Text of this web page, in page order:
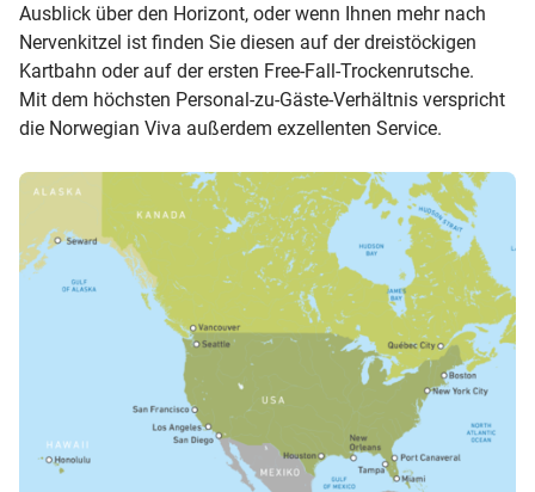
Ausblick über den Horizont, oder wenn Ihnen mehr nach
Nervenkitzel ist finden Sie diesen auf der dreistöckigen
Kartbahn oder auf der ersten Free-Fall-Trockenrutsche.
Mit dem höchsten Personal-zu-Gäste-Verhältnis verspricht
die Norwegian Viva außerdem exzellenten Service.